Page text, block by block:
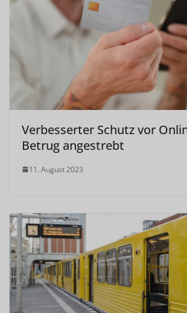
Verbesserter Schutz vor
Betrug angestrebt
11. August 2023